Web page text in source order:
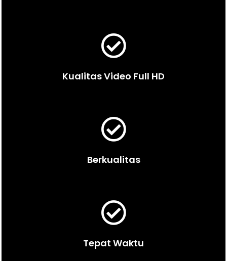
Kualitas Video Full HD
Berkualitas
Tepat Waktu